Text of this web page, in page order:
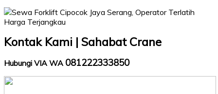
Kontak Kami | Sahabat Crane
Hubungi VIA WA 081222333850